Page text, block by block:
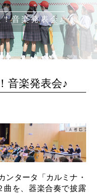
音楽発表会♪
音楽発表会♪
ンタータ「カルミナ・
曲を、器楽合奏で披露